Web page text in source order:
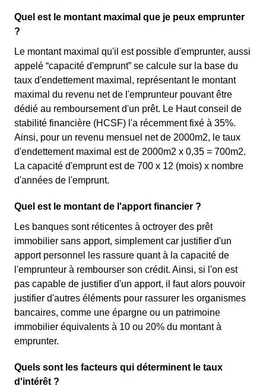
Quel est le montant maximal que je peux emprunter
?
Le montant maximal qu'il est possible d'emprunter, aussi
appelé “capacité d'emprunt” se calcule sur la base du
taux d'endettement maximal, représentant le montant
maximal du revenu net de l'emprunteur pouvant être
dédié au remboursement d'un prêt. Le Haut conseil de
stabilité financière (HCSF) l'a récemment fixé à 35%.
Ainsi, pour un revenu mensuel net de 2000m2, le taux
d'endettement maximal est de 2000m2 x 0,35 = 700m2.
La capacité d'emprunt est de 700 x 12 (mois) x nombre
d'années de l'emprunt.
Quel est le montant de l'apport financier ?
Les banques sont réticentes à octroyer des prêt
immobilier sans apport, simplement car justifier d'un
apport personnel les rassure quant à la capacité de
l'emprunteur à rembourser son crédit. Ainsi, si l'on est
pas capable de justifier d'un apport, il faut alors pouvoir
justifier d'autres éléments pour rassurer les organismes
bancaires, comme une épargne ou un patrimoine
immobilier équivalents à 10 ou 20% du montant à
emprunter.
Quels sont les facteurs qui déterminent le taux
d'intérêt ?